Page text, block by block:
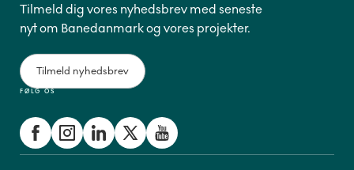
FØLG OS
Tilmeld dig vores nyhedsbrev med seneste
nyt om Banedanmark og vores projekter.
Tilmeld nyhedsbrev